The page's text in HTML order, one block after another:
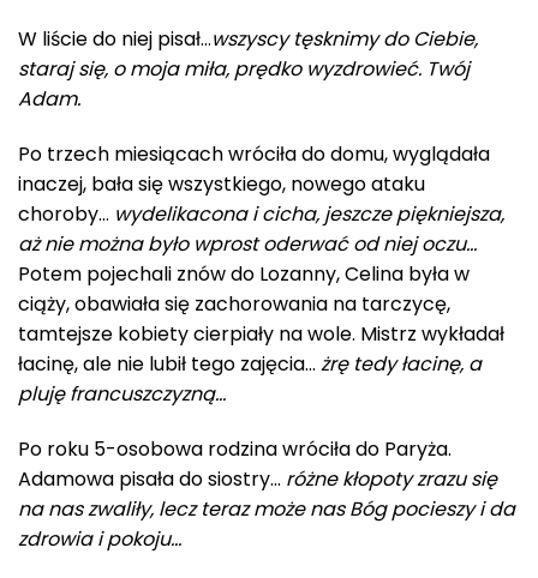
W liście do niej pisał…wszyscy tęsknimy do Ciebie,
staraj się, o moja miła, prędko wyzdrowieć. Twój
Adam.
Po trzech miesiącach wróciła do domu, wyglądała
inaczej, bała się wszystkiego, nowego ataku
choroby… wydelikacona i cicha, jeszcze piękniejsza,
aż nie można było wprost oderwać od niej oczu…
Potem pojechali znów do Lozanny, Celina była w
ciąży, obawiała się zachorowania na tarczycę,
tamtejsze kobiety cierpiały na wole. Mistrz wykładał
łacinę, ale nie lubił tego zajęcia… żrę tedy łacinę, a
pluję francuszczyzną…
Po roku 5-osobowa rodzina wróciła do Paryża.
Adamowa pisała do siostry… różne kłopoty zrazu się
na nas zwaliły, lecz teraz może nas Bóg pocieszy i da
zdrowia i pokoju…